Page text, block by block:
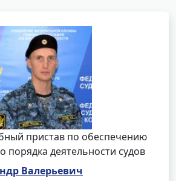
пристав по обеспечению
порядка деятельности судов
Валерьевич